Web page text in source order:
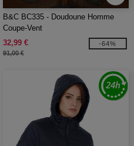
B&C BC335 - Doudoune Homme
Coupe-Vent
32,99 €
91,00 €
-64%